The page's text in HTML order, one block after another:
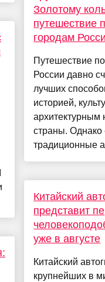
Золотому
путешествие
городам
Путешествие
России давно
лучших
историей,
архитектурным
страны. Однако
традиционные
Китайский
представит
уже в августе
Китайский
крупнейших в